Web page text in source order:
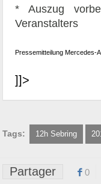
* Auszug
Veranstalters
Pressemitteilung Mercedes-
]]>
Tags: 12h Sebring
Partager 0